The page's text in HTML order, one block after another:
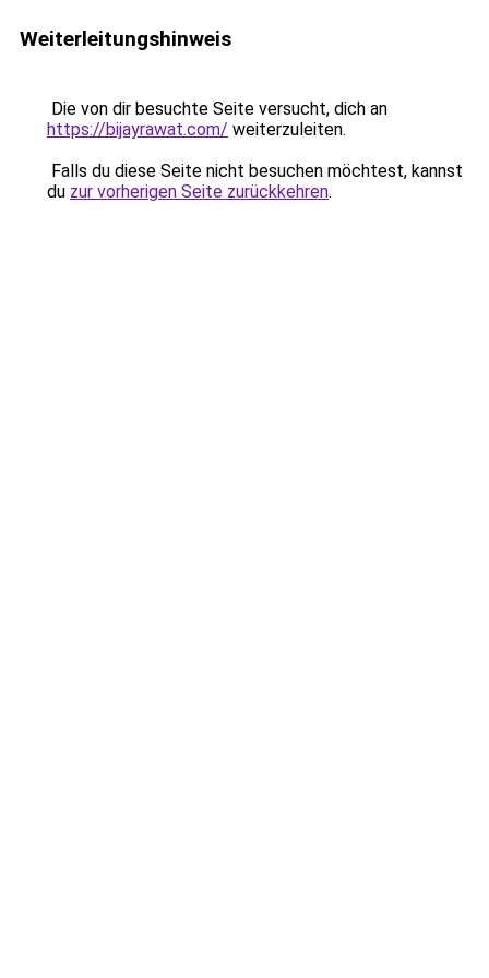
Weiterleitungshinweis
Die von dir besuchte Seite versucht, dich an
https://bijayrawat.com/ weiterzuleiten.
Falls du diese Seite nicht besuchen möchtest, kannst
du zur vorherigen Seite zurückkehren.